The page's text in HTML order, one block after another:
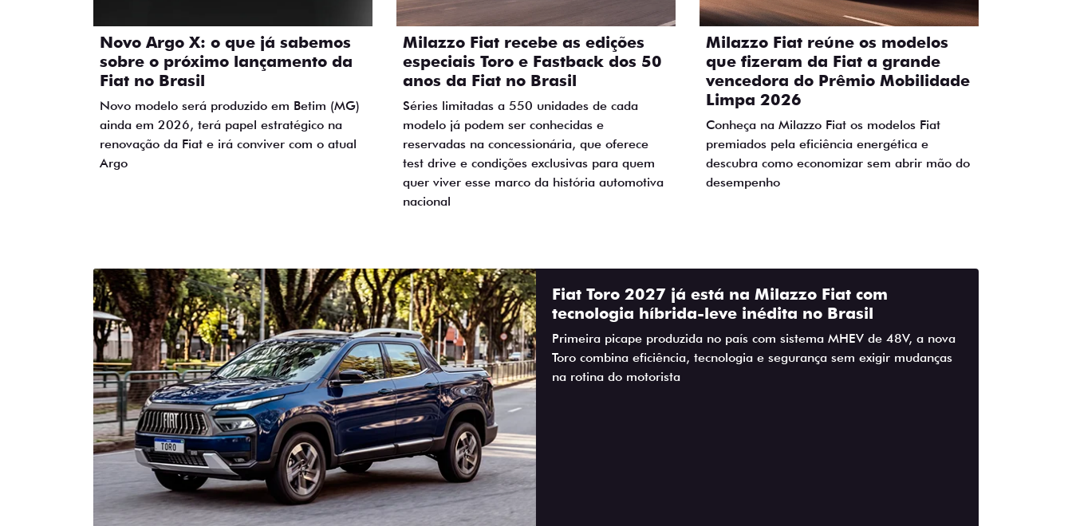
Novo Argo X: o que já sabemos
sobre o próximo lançamento da
Fiat no Brasil
Novo modelo será produzido em Betim (MG)
ainda em 2026, terá papel estratégico na
renovação da Fiat e irá conviver com o atual
Argo
Milazzo Fiat recebe as edições
especiais Toro e Fastback dos 50
anos da Fiat no Brasil
Séries limitadas a 550 unidades de cada
modelo já podem ser conhecidas e
reservadas na concessionária, que oferece
test drive e condições exclusivas para quem
quer viver esse marco da história automotiva
nacional
Milazzo Fiat reúne os modelos
que fizeram da Fiat a grande
vencedora do Prêmio Mobilidade
Limpa 2026
Conheça na Milazzo Fiat os modelos Fiat
premiados pela eficiência energética e
descubra como economizar sem abrir mão do
desempenho
Fiat Toro 2027 já está na Milazzo Fiat com
tecnologia híbrida-leve inédita no Brasil
Primeira picape produzida no país com sistema MHEV de 48V, a nova
Toro combina eficiência, tecnologia e segurança sem exigir mudanças
na rotina do motorista